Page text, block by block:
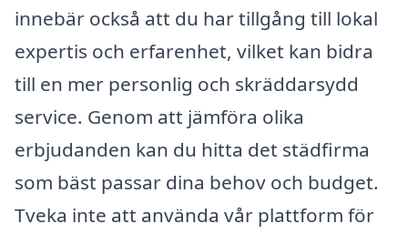
innebär också att du har tillgång till lokal
expertis och erfarenhet, vilket kan bidra
till en mer personlig och skräddarsydd
service. Genom att jämföra olika
erbjudanden kan du hitta det städfirma
som bäst passar dina behov och budget.
Tveka inte att använda vår plattform för